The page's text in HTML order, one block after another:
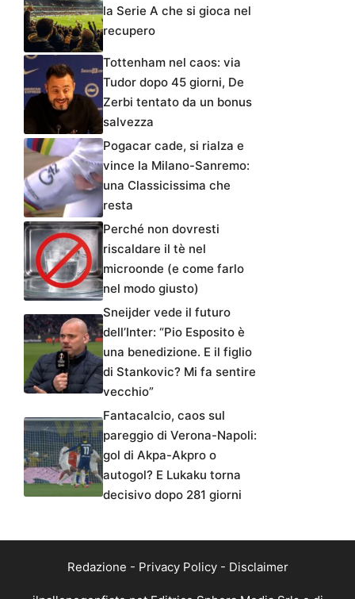
la Serie A che si gioca nel
recupero
Tottenham nel caos: via
Tudor dopo 45 giorni, De
Zerbi tentato da un bonus
salvezza
Pogacar cade, si rialza e
vince la Milano-Sanremo:
una Classicissima che
resta
Perché non dovresti
riscaldare il tè nel
microonde (e come farlo
nel modo giusto)
Sneijder vede il futuro
dell’Inter: “Pio Esposito è
una benedizione. E il figlio
di Stankovic? Mi fa sentire
vecchio”
Fantacalcio, caos sul
pareggio di Verona-Napoli:
gol di Akpa-Akpro o
autogol? E Lukaku torna
decisivo dopo 281 giorni
Redazione - Privacy Policy- Disclaimer